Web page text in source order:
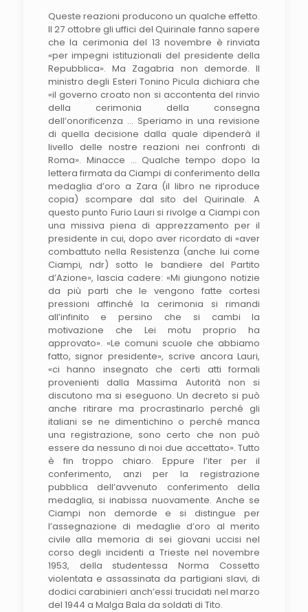
Queste reazioni producono un qualche effetto.
Il 27 ottobre gli uffici del Quirinale fanno sapere
che la cerimonia del 13 novembre è rinviata
«per impegni istituzionali del presidente della
Repubblica». Ma Zagabria non demorde. Il
ministro degli Esteri Tonino Picula dichiara che
«il governo croato non si accontenta del rinvio
della cerimonia della consegna
dell’onorificenza … Speriamo in una revisione
di quella decisione dalla quale dipenderà il
livello delle nostre reazioni nei confronti di
Roma». Minacce … Qualche tempo dopo la
lettera firmata da Ciampi di conferimento della
medaglia d’oro a Zara (il libro ne riproduce
copia) scompare dal sito del Quirinale. A
questo punto Furio Lauri si rivolge a Ciampi con
una missiva piena di apprezzamento per il
presidente in cui, dopo aver ricordato di «aver
combattuto nella Resistenza (anche lui come
Ciampi, ndr) sotto le bandiere del Partito
d’Azione», lascia cadere: «Mi giungono notizie
da più parti che le vengono fatte cortesi
pressioni affinché la cerimonia si rimandi
all’infinito e persino che si cambi la
motivazione che Lei motu proprio ha
approvato». «Le comuni scuole che abbiamo
fatto, signor presidente», scrive ancora Lauri,
«ci hanno insegnato che certi atti formali
provenienti dalla Massima Autorità non si
discutono ma si eseguono. Un decreto si può
anche ritirare ma procrastinarlo perché gli
italiani se ne dimentichino o perché manca
una registrazione, sono certo che non può
essere da nessuno di noi due accettato». Tutto
è fin troppo chiaro. Eppure l’iter per il
conferimento, anzi per la registrazione
pubblica dell’avvenuto conferimento della
medaglia, si inabissa nuovamente. Anche se
Ciampi non demorde e si distingue per
l’assegnazione di medaglie d’oro al merito
civile alla memoria di sei giovani uccisi nel
corso degli incidenti a Trieste nel novembre
1953, della studentessa Norma Cossetto
violentata e assassinata da partigiani slavi, di
dodici carabinieri anch’essi trucidati nel marzo
del 1944 a Malga Bala da soldati di Tito.